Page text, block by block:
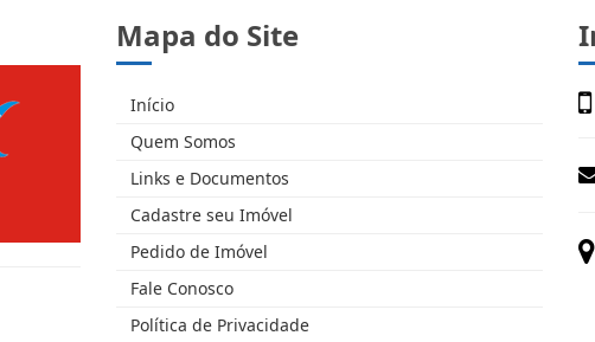
Mapa do Site
Início
Quem Somos
Links e Documentos
Cadastre seu Imóvel
Pedido de Imóvel
Fale Conosco
Política de Privacidade